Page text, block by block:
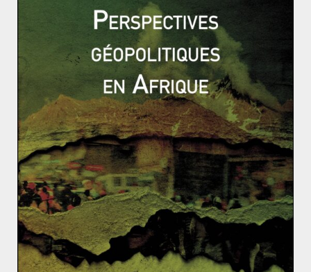
une opportunité : ils associent leurs forces afin de
compter sur les marchés émergents africains.
Des projets concrets
L’AAGC s’appuierait ainsi sur plusieurs réalisations. Il
concernerait d’abord lesports de Chabahar en Iran et
de Dawai au Myanmar. Ces deux ports sont
respectivement financés par des groupes indiens et
japonais. Ils constituent, de fait, une réponse au
« collier de perle » chinois. En outre, plusieurs corridors
ferroviaires ont déjà été construits grâce à l’aide
japonaise en Afrique. C’est notamment le cas duNacala
Corridor au Mozambique.
Si l’AAGC en est encore au stade de projet, il n’aura